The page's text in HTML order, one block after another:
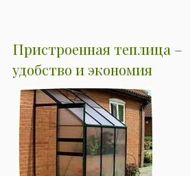
Пристроенная теплица –
удобство и экономия